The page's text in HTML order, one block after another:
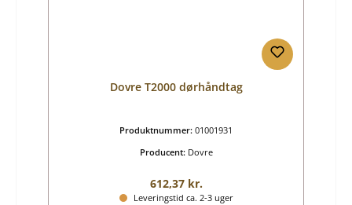
Dovre T2000 dørhåndtag
Produktnummer: 01001931
Producent: Dovre
Almindelig pris:
612,37 kr.
Leveringstid ca. 2-3 uger